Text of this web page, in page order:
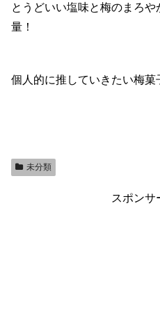
とうどいい塩味と梅のまろ
量！
個人的に推していきたい梅菓
未分類
スポンサ